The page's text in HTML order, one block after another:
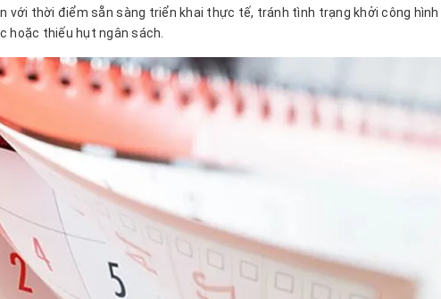
với thời điểm sẵn sàng triển khai thực tế, tránh tình trạng khởi công
hoặc thiếu hụt ngân sách.